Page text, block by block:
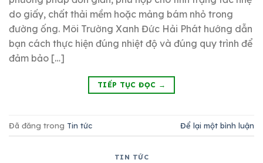
do giấy, chất thải mềm hoặc mảng bám nhỏ trong
đường ống. Môi Trường Xanh Đức Hải Phát hướng dẫn
bạn cách thực hiện đúng nhiệt độ và đúng quy trình để
đảm bảo […]
TIẾP TỤC ĐỌC →
Đã đăng trong Tin tức Để lại một bình luận
TIN TỨC